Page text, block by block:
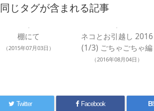
同じタグが含まれる記事
棚にて
（2015年07月03日）
ネコとお引越し 2016
(1/3) ごちゃごちゃ編
（2016年08月04日）
Twitter Facebook B!